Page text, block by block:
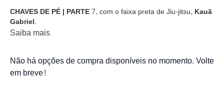
CHAVES DE PÉ | PARTE 7, com o faixa preta de Jiu-jitsu, Kauã
Gabriel.
Saiba mais
Não há opções de compra disponíveis no momento. Volte
em breve!